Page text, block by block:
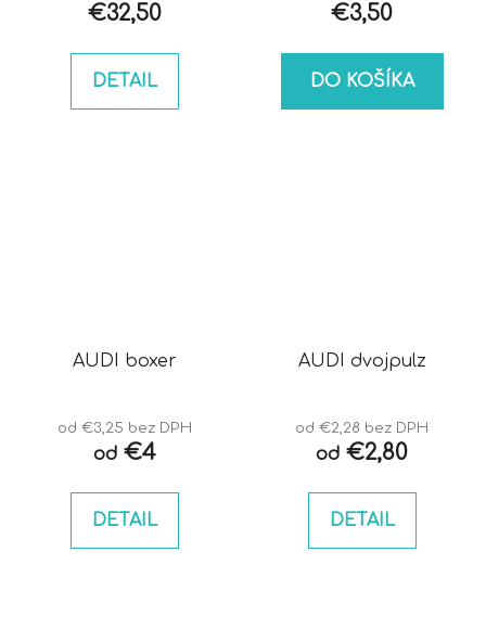
€32,50
DETAIL
€3,50
DO KOŠÍKA
AUDI boxer
od €3,25 bez DPH
od€4
DETAIL
AUDI dvojpulz
od €2,28 bez DPH
od €2,80
DETAIL